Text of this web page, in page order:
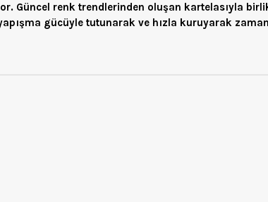
Güncel renk trendlerinden oluşan kartelasıyla
gücüyle tutunarak ve hızla kuruyarak